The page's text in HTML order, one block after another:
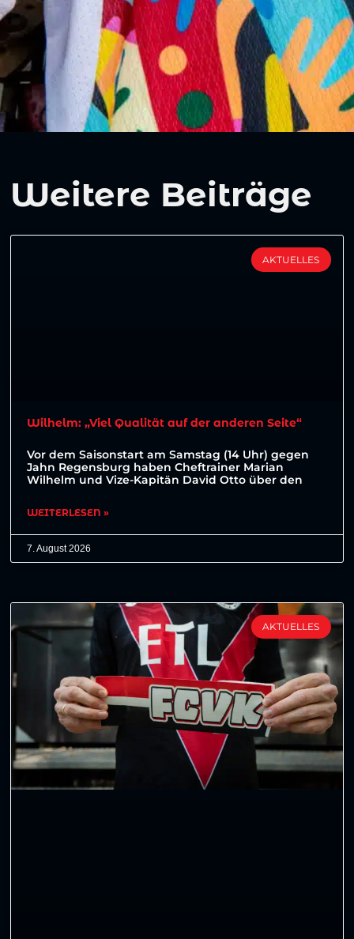
Weitere Beiträge
AKTUELLES
Wilhelm: „Viel Qualität auf der anderen Seite“
Vor dem Saisonstart am Samstag (14 Uhr) gegen
Jahn Regensburg haben Cheftrainer Marian
Wilhelm und Vize-Kapitän David Otto über den
WEITERLESEN »
7. August 2026
AKTUELLES